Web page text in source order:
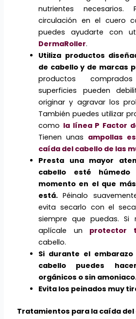
nutrientes
circulación en el cuero
puedes ayudarte con
DermaRoller.
Utiliza productos
de cabello y de marcas
productos
superficies pueden
originar y agravar los
También puedes utilizar
como la línea P Factor
Tienen unas ampollas
caída del cabello de las
Presta una mayor
cabello esté
momento en el que
está.Péinalo
evita secarlo con el
siempre que puedas. Si
aplícale un protector
cabello.
Si durante el
cabello puedes
orgánicos o sin
Evita los peinados muy
Tratamientos para la caída